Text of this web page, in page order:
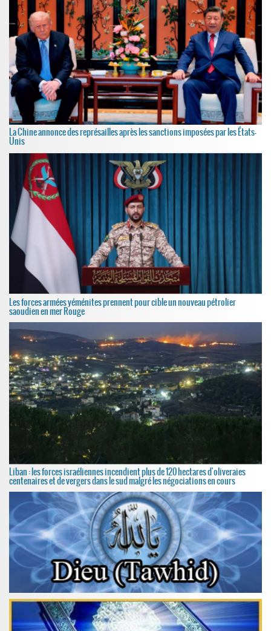
La Chine annonce des représailles après les sanctions imposées par les États-
Unis
Les forces armées yéménites prennent pour cible un nouveau pétrolier
saoudien en mer Rouge
Liban : les forces israéliennes incendient plus de 120 hectares d'oliveraies
centenaires et de vergers dans le sud malgré les négociations en cours